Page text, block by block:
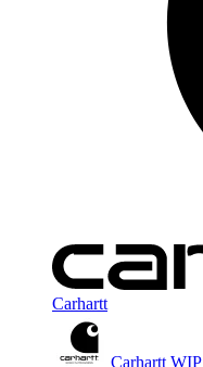
Carhartt
Carhartt WIP